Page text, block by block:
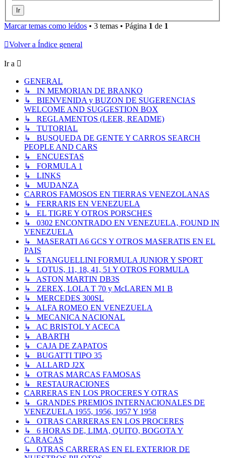
Marcar temas como leídos • 3 temas • Página 1 de 1
Volver a Índice general
Ir a
GENERAL
↳ IN MEMORIAN DE BRANKO
↳ BIENVENIDA y BUZON DE SUGERENCIAS
WELCOME AND SUGGESTION BOX
↳ REGLAMENTOS (LEER, README)
↳ TUTORIAL
↳ BUSQUEDA DE GENTE Y CARROS SEARCH
PEOPLE AND CARS
↳ ENCUESTAS
↳ FORMULA 1
↳ LINKS
↳ MUDANZA
CARROS FAMOSOS EN TIERRAS VENEZOLANAS
↳ FERRARIS EN VENEZUELA
↳ EL TIGRE Y OTROS PORSCHES
↳ 0302 ENCONTRADO EN VENEZUELA, FOUND IN
VENEZUELA
↳ MASERATI A6 GCS Y OTROS MASERATIS EN EL
PAIS
↳ STANGUELLINI FORMULA JUNIOR Y SPORT
↳ LOTUS, 11, 18, 41, 51 Y OTROS FORMULA
↳ ASTON MARTIN DB3S
↳ ZEREX, LOLA T 70 y McLAREN M1 B
↳ MERCEDES 300SL
↳ ALFA ROMEO EN VENEZUELA
↳ MECANICA NACIONAL
↳ AC BRISTOL Y ACECA
↳ ABARTH
↳ CAJA DE ZAPATOS
↳ BUGATTI TIPO 35
↳ ALLARD J2X
↳ OTRAS MARCAS FAMOSAS
↳ RESTAURACIONES
CARRERAS EN LOS PROCERES Y OTRAS
↳ GRANDES PREMIOS INTERNACIONALES DE
VENEZUELA 1955, 1956, 1957 Y 1958
↳ OTRAS CARRERAS EN LOS PROCERES
↳ 6 HORAS DE, LIMA, QUITO, BOGOTA Y
CARACAS
↳ OTRAS CARRERAS EN EL EXTERIOR DE